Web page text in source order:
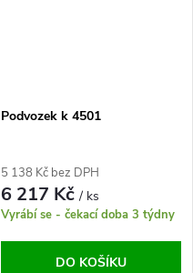
Podvozek k 4501
5 138 Kč bez DPH
6 217 Kč/ ks
Vyrábí se - čekací doba 3 týdny
DO KOŠÍKU